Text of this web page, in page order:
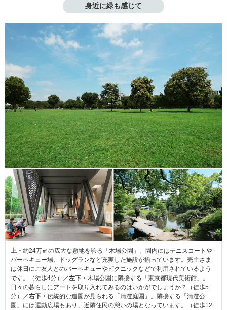
身近に緑も感じて
上・ 約24万㎡の広大な敷地を誇る「木場公園」。園内にはテニスコートや
バーベキュー場、ドッグランなど充実した施設が揃っています。売主さま
は休日にご友人とのバーベキューやピクニックなどで利用されているよう
です。（徒歩4分）／左下・ 木場公園に隣接する「東京都現代美術館」。
日々の暮らしにアートを取り入れてみるのはいかがでしょうか？（徒歩5
分）／右下・ 伝統的な造園が見られる「清澄庭園」。隣接する「清澄公
園」には運動広場もあり、近隣住民の憩いの場となっています。（徒歩12